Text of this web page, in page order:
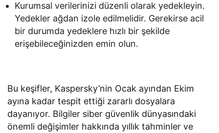
Kurumsal verilerinizi düzenli olarak yedekleyin.
Yedekler ağdan izole edilmelidir. Gerekirse acil
bir durumda yedeklere hızlı bir şekilde
erişebileceğinizden emin olun.
Bu keşifler, Kaspersky’nin Ocak ayından Ekim
ayına kadar tespit ettiği zararlı dosyalara
dayanıyor. Bilgiler siber güvenlik dünyasındaki
önemli değişimler hakkında yıllık tahminler ve